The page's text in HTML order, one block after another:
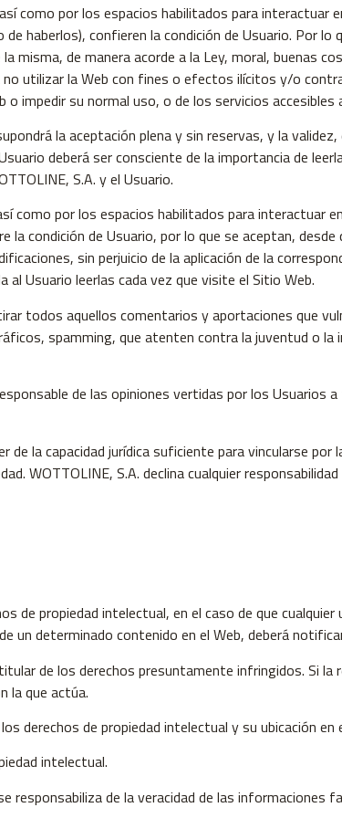
como por los espacios habilitados para interactuar
haberlos), confieren la condición de Usuario. Por
misma, de manera acorde a la Ley, moral, buenas
no utilizar la Web con fines o efectos ilícitos y/o
o impedir su normal uso, o de los servicios
la aceptación plena y sin reservas, y la
deberá ser consciente de la importancia de
S.A. y el Usuario.
como por los espacios habilitados para interactuar
condición de Usuario, por lo que se aceptan,
sin perjuicio de la aplicación de la
al Usuario leerlas cada vez que visite el Sitio Web.
todos aquellos comentarios y aportaciones que
spamming, que atenten contra la juventud o la
de las opiniones vertidas por los
de la capacidad jurídica suficiente para vincularse
WOTTOLINE, S.A. declina cualquier
de propiedad intelectual, en el caso de que
un determinado contenido en el Web, deberá
de los derechos presuntamente infringidos. Si
la que actúa.
derechos de propiedad intelectual y su ubicación en
intelectual.
responsabiliza de la veracidad de las informaciones